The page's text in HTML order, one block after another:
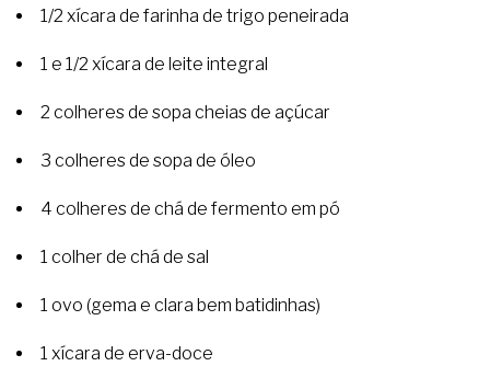
1/2 xícara de farinha de trigo peneirada
1 e 1/2 xícara de leite integral
2 colheres de sopa cheias de açúcar
3 colheres de sopa de óleo
4 colheres de chá de fermento em pó
1 colher de chá de sal
1 ovo (gema e clara bem batidinhas)
1 xícara de erva-doce